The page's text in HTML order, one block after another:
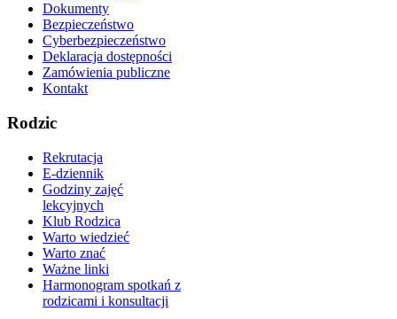
Dokumenty
Bezpieczeństwo
Cyberbezpieczeństwo
Deklaracja dostępności
Zamówienia publiczne
Kontakt
Rodzic
Rekrutacja
E-dziennik
Godziny zajęć
lekcyjnych
Klub Rodzica
Warto wiedzieć
Warto znać
Ważne linki
Harmonogram spotkań z
rodzicami i konsultacji